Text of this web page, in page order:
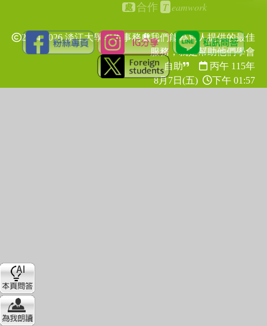
處 合作 T eamwork
2024-2026 淡江大學學生事務處我們能為別人提供的最佳
服務，就是幫助他們學會
自助
丙午 115年
8月7日(五)
下午 01:57